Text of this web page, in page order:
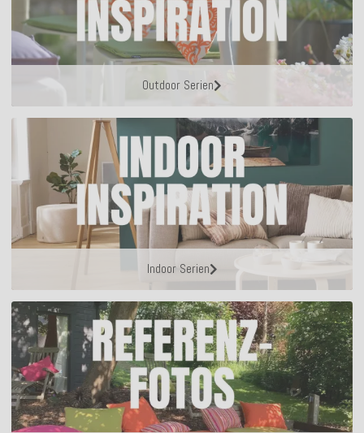
Outdoor Serien
Indoor Serien